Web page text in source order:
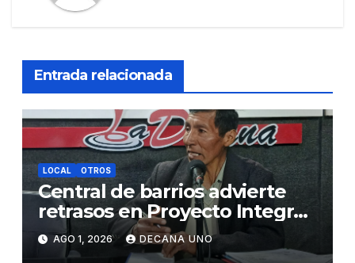
Entrada relacionada
LOCAL OTROS
Central de barrios advierte
retrasos en Proyecto Integral
de Agua y Alcantarillado para
Juliaca
AGO 1, 2026 DECANA UNO